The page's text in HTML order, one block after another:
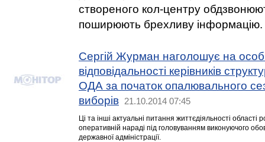
створеного кол-центру
поширюють брехливу інформацію.
Сергій Журман наголошує на
відповідальності керівників
ОДА за початок опалювального
виборів
21.10.2014 07:45
Ці та інші актуальні питання життєдіяльності області
оперативній нараді під головуванням виконуючого
державної адміністрації.